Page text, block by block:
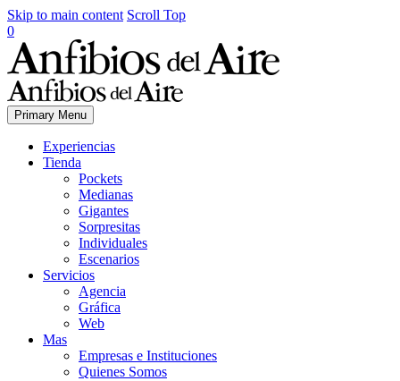
Skip to main content Scroll Top
0
Primary Menu
Experiencias
Tienda
Pockets
Medianas
Gigantes
Sorpresitas
Individuales
Escenarios
Servicios
Agencia
Gráfica
Web
Mas
Empresas e Instituciones
Quienes Somos